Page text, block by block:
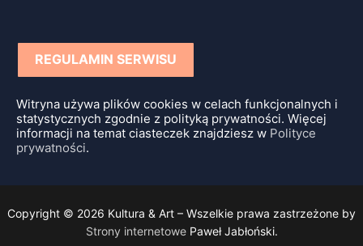
REGULAMIN SERWISU
Witryna używa plików cookies w celach funkcjonalnych i
statystycznych zgodnie z polityką prywatności. Więcej
informacji na temat ciasteczek znajdziesz w Polityce
prywatności.
Copyright © 2026 Kultura & Art – Wszelkie prawa zastrzeżone by
Strony internetowePaweł Jabłoński.